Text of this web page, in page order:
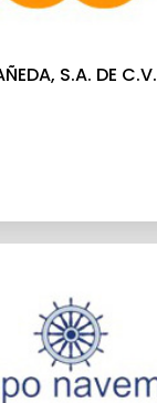
S.A. DE C.V.